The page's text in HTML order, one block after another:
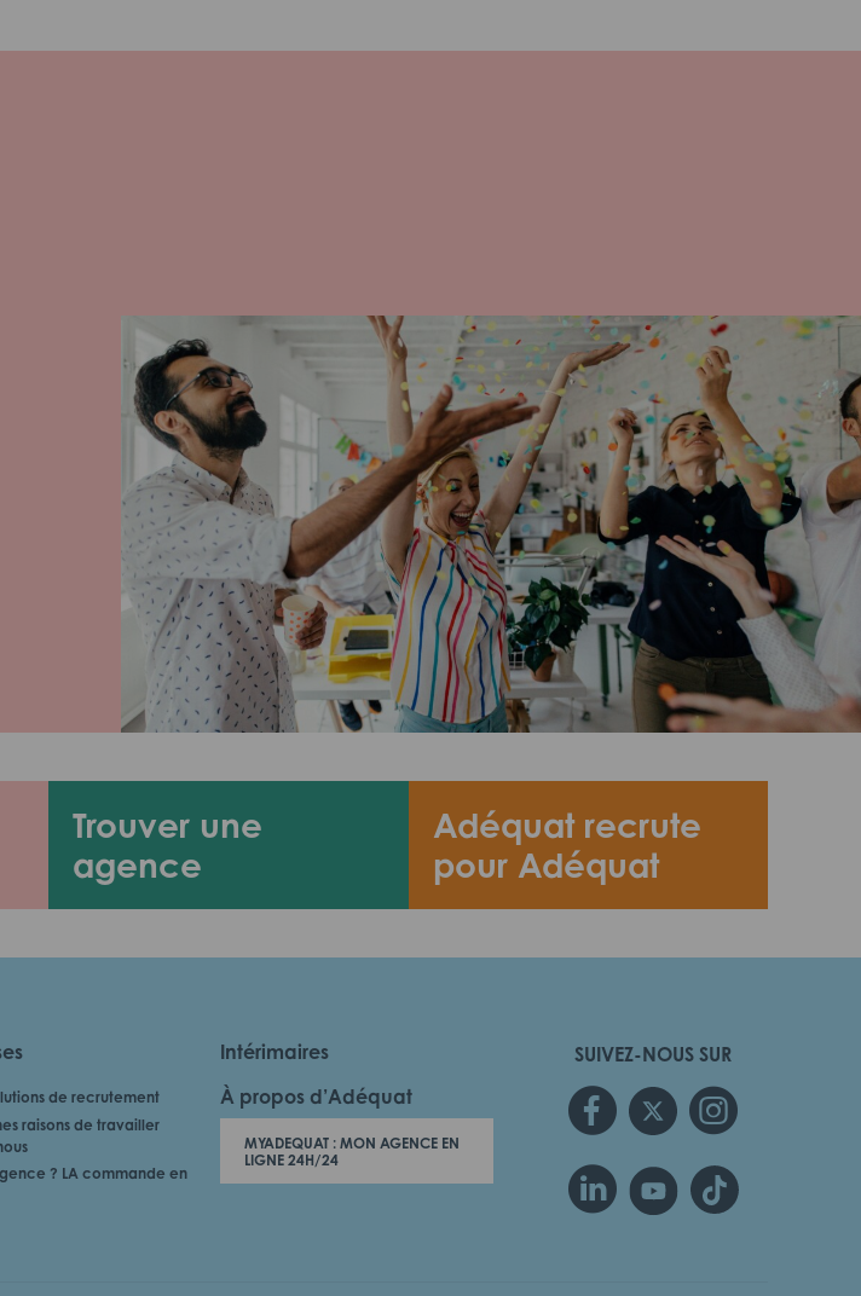
Trouver une
agence
Adéquat recrute
pour Adéquat
SUIVEZ-NOUS SUR
de recrutement
raisons de travailler
? LA commande en
Intérimaires
À propos d’Adéquat
MYADEQUAT : MON AGENCE EN
LIGNE 24H/24